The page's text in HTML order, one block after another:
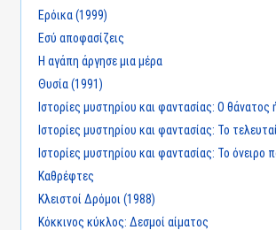
Ερόικα (1999)
Εσύ αποφασίζεις
Η αγάπη άργησε μια μέρα
Θυσία (1991)
Ιστορίες μυστηρίου και φαντασίας: Ο
Ιστορίες μυστηρίου και φαντασίας: Το
Ιστορίες μυστηρίου και φαντασίας: Το όνειρο
Καθρέφτες
Κλειστοί Δρόμοι (1988)
Κόκκινος κύκλος: Δεσμοί αίματος